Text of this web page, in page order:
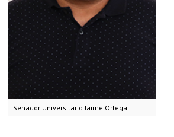
Senador Universitario Jaime Ortega.